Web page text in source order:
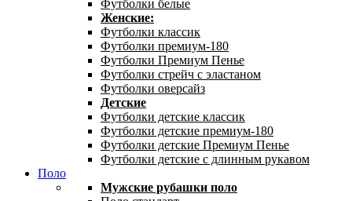
Футболки белые
Женские:
Футболки классик
Футболки премиум-180
Футболки Премиум Пенье
Футболки стрейч с эластаном
Футболки оверсайз
Детские
Футболки детские классик
Футболки детские премиум-180
Футболки детские Премиум Пенье
Футболки детские с длинным рукавом
Поло
Мужские рубашки поло